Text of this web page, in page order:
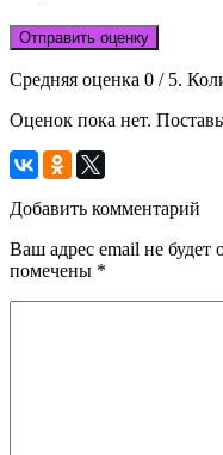
Отправить оценку
Средняя оценка 0 / 5.
Оценок пока нет.
Добавить комментарий
Ваш адрес email не будет
помечены *